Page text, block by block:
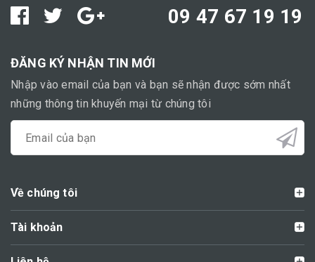
09 47 67 19 19
ĐĂNG KÝ NHẬN TIN MỚI
Nhập vào email của bạn và bạn sẽ nhận được sớm nhất
những thông tin khuyến mại từ chúng tôi
Về chúng tôi
Tài khoản